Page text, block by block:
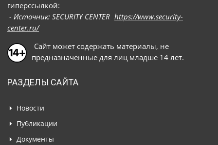
гиперссылкой:
- Источник: SECURITY CENTER https://www.security-
center.ru/
Сайт может содержать материалы, не
предназначенные для лиц младше 14 лет.
РАЗДЕЛЫ САЙТА
Новости
Публикации
Документы